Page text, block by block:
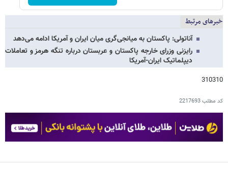
خبرهای مرتبط
آناتولی: پاکستان به میانجی‌گری میان ایران و آمریکا ادامه می‌دهد
رایزنی وزرای خارجه پاکستان و عربستان درباره تنگه هرمز و تعاملات
دیپلماتیک ایران-آمریکا
310310
کد مطلب2217693